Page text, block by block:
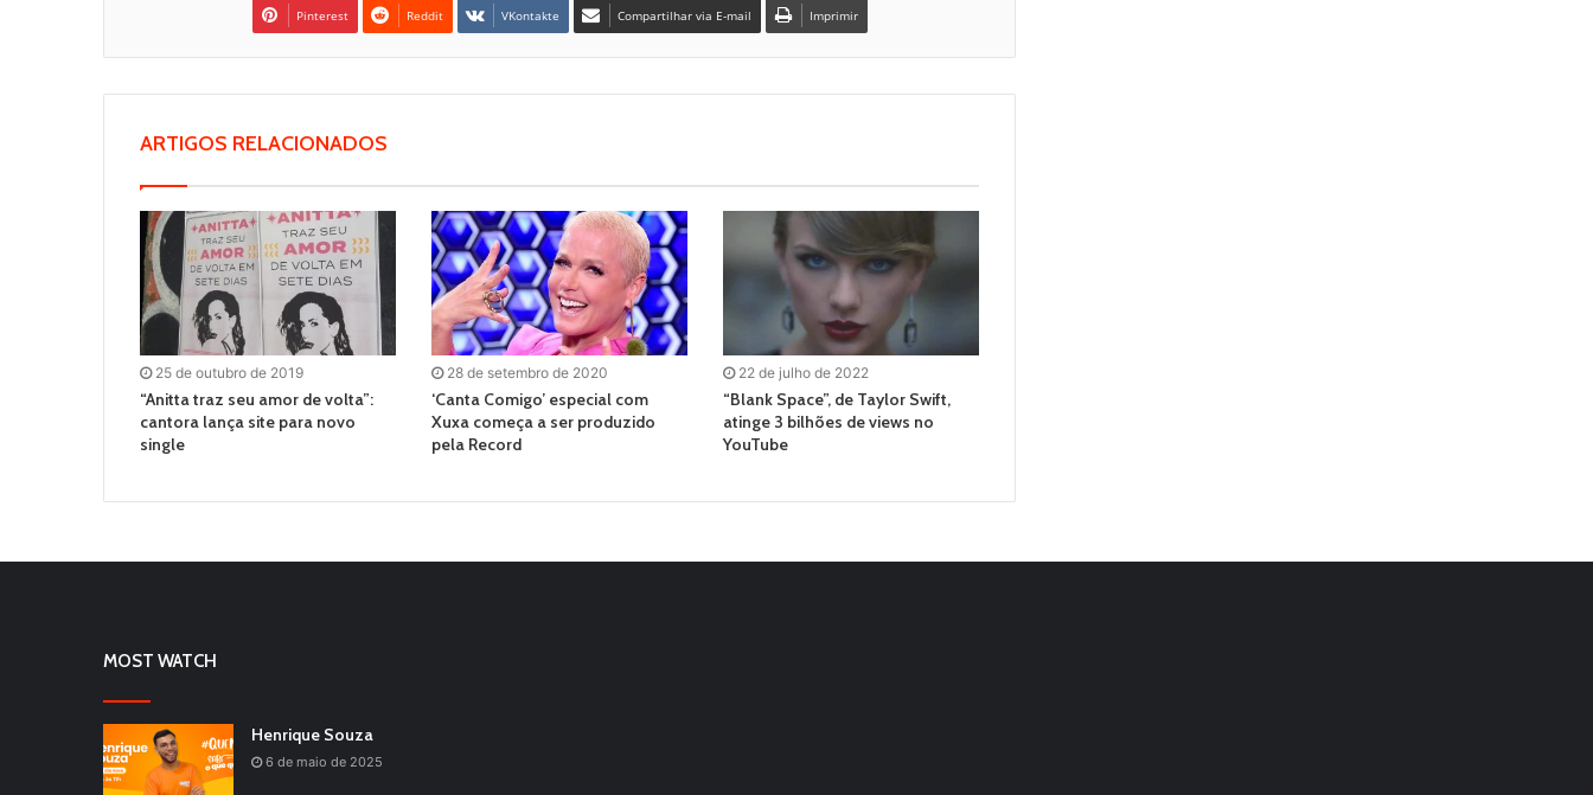
Pinterest Reddit VKontakte Compartilhar via E-mail Imprimir
ARTIGOS RELACIONADOS
25 de outubro de 2019
“Anitta traz seu amor de volta”:
cantora lança site para novo
single
28 de setembro de 2020
‘Canta Comigo’ especial com
Xuxa começa a ser produzido
pela Record
22 de julho de 2022
“Blank Space”, de Taylor Swift,
atinge 3 bilhões de views no
YouTube
MOST WATCH
Henrique Souza
6 de maio de 2025